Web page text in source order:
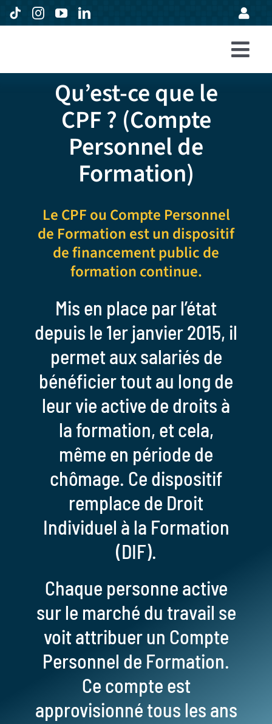
Passer
au
Formations
Entreprises
Avis
À propos
Qu’est-ce que le
CPF ? (Compte
Personnel de
Formation)
Le CPF ou Compte Personnel
de Formation est un dispositif
de financement public de
formation continue.
Mis en place par l’état
depuis le 1er janvier 2015, il
permet aux salariés de
bénéficier tout au long de
leur vie active de droits à
la formation, et cela,
même en période de
chômage. Ce dispositif
remplace de Droit
Individuel à la Formation
(DIF).
Chaque personne active
sur le marché du travail se
voit attribuer un Compte
Personnel de Formation.
Ce compte est
approvisionné tous les ans